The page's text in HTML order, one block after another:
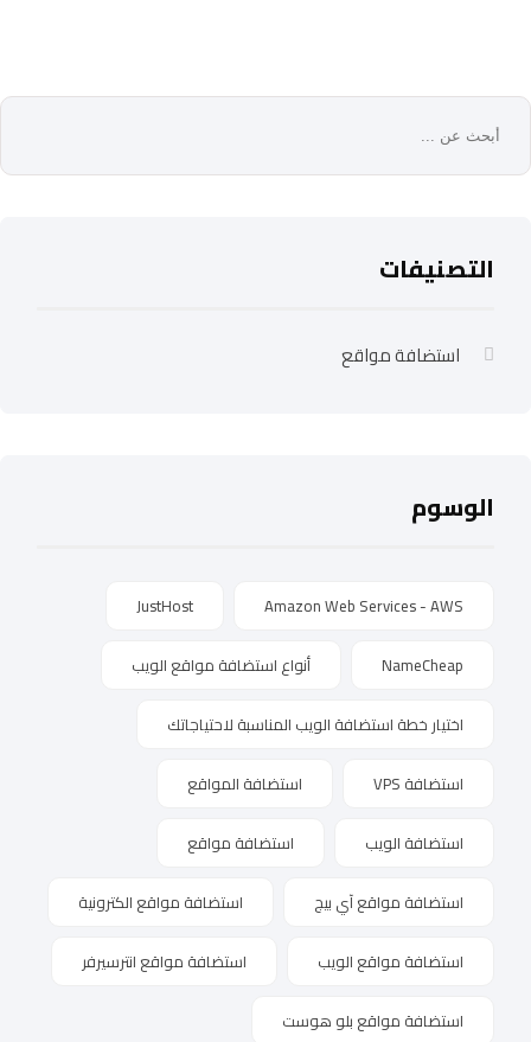
التصنيفات
استضافة مواقع
الوسوم
Amazon Web Services - AWS
JustHost
NameCheap أنواع استضافة مواقع الويب
اختيار خطة استضافة الويب المناسبة لاحتياجاتك
استضافة VPS استضافة المواقع
استضافة الويب استضافة مواقع
استضافة مواقع آي بيج استضافة مواقع الكترونية
استضافة مواقع الويب استضافة مواقع انترسيرفر
استضافة مواقع بلو هوست